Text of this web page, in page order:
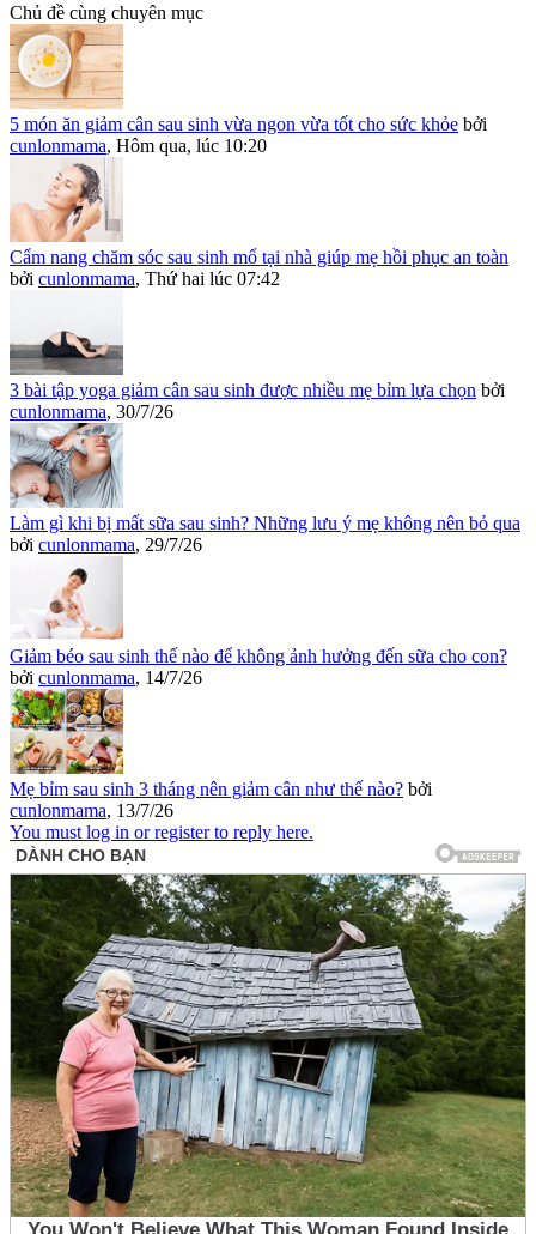
Chủ đề cùng chuyên mục
5 món ăn giảm cân sau sinh vừa ngon vừa tốt cho sức khỏe bởi
cunlonmama, Hôm qua, lúc 10:20
Cẩm nang chăm sóc sau sinh mổ tại nhà giúp mẹ hồi phục an toàn
bởi cunlonmama, Thứ hai lúc 07:42
3 bài tập yoga giảm cân sau sinh được nhiều mẹ bỉm lựa chọn bởi
cunlonmama, 30/7/26
Làm gì khi bị mất sữa sau sinh? Những lưu ý mẹ không nên bỏ qua
bởi cunlonmama, 29/7/26
Giảm béo sau sinh thế nào để không ảnh hưởng đến sữa cho con?
bởi cunlonmama, 14/7/26
Mẹ bỉm sau sinh 3 tháng nên giảm cân như thế nào? bởi
cunlonmama, 13/7/26
You must log in or register to reply here.